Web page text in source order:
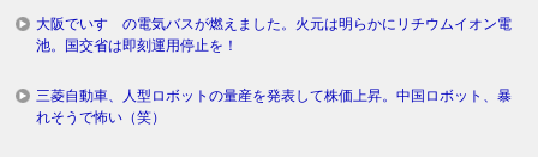
大阪でいすゞの電気バスが燃えました。火元は明らかにリチウムイオン電
池。国交省は即刻運用停止を！
三菱自動車、人型ロボットの量産を発表して株価上昇。中国ロボット、暴
れそうで怖い（笑）